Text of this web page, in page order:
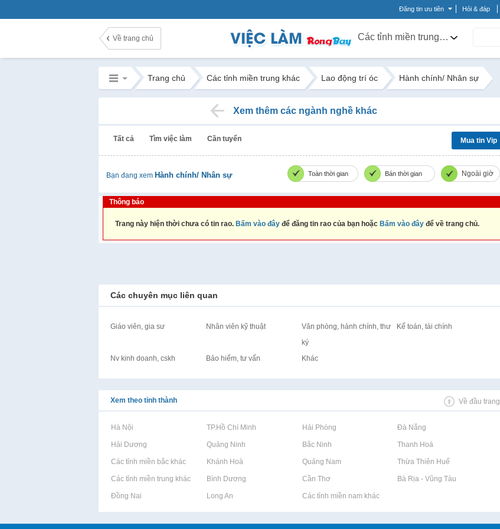
Đăng tin ưu tiên Hỏi & đáp
Về trang chủ Các tỉnh miền trung khác
Trang chủ Các tỉnh miền trung khác Lao động trí óc Hành chính/ Nhân sự
Xem thêm các ngành nghề khác
Tất cả Tìm việc làm Cần tuyển Mua tin Vip
Bạn đang xem Hành chính/ Nhân sự Toàn thời gian Bán thời gian Ngoài giờ
Thông báo
Trang này hiện thời chưa có tin rao. Bấm vào đây để đăng tin rao của bạn hoặc Bấm vào đây để về trang chủ.
Các chuyên mục liên quan
Giáo viên, gia sư Nhân viên kỹ thuật
Văn phòng, hành chính, thư
ký
Kế toán, tài chính
Nv kinh doanh, cskh Bảo hiểm, tư vấn Khác
Xem theo tỉnh thành Về đầu trang
Rao vặt tại Hà Nội Rao vặt tại TP.Hồ Chí Minh Rao vặt tại Hải Phòng Rao vặt tại Đà Nẵng
Rao vặt tại Hải Dương Rao vặt tại Quảng Ninh Rao vặt tại Bắc Ninh Rao vặt tại Thanh Hoá
Rao vặt tại Các tỉnh miền bắc khácRao vặt tại Khánh Hoà Rao vặt tại Quảng Nam Rao vặt tại Thừa Thiên Huế
Rao vặt tại Các tỉnh miền trung khácRao vặt tại Bình Dương Rao vặt tại Cần Thơ Rao vặt tại Bà Rịa - Vũng Tàu
Rao vặt tại Đồng Nai Rao vặt tại Long An Rao vặt tại Các tỉnh miền nam khác